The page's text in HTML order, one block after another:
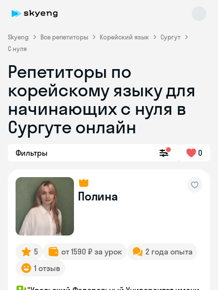
Skyeng Все репетиторы Корейский язык
Сургут
С нуля
Репетиторы по
корейскому языку для
начинающих с нуля в
Сургуте онлайн
Фильтры 0
Полина
5 от 1590 ₽ за урок
2 года опыта
1 отзыв
Skyeng Chat
online